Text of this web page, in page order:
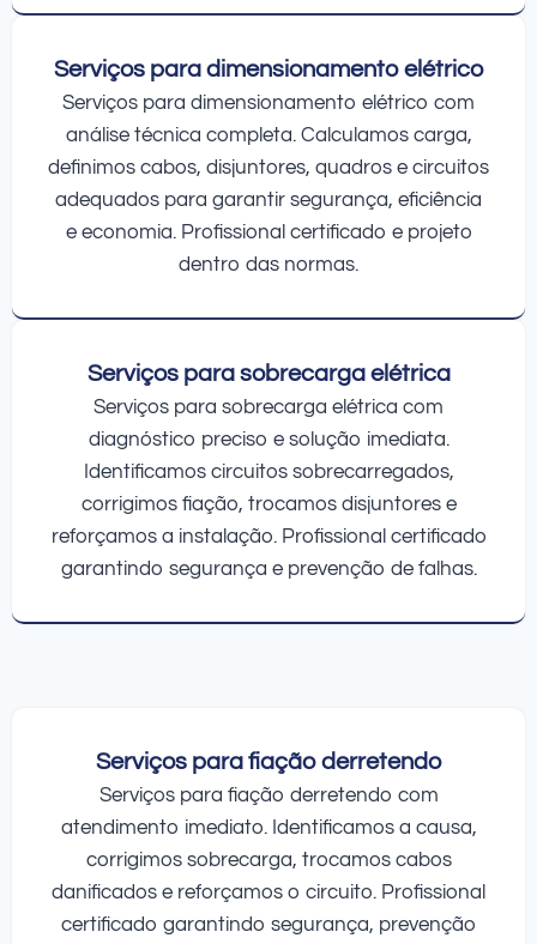
Serviços para dimensionamento elétrico
Serviços para dimensionamento elétrico com
análise técnica completa. Calculamos carga,
definimos cabos, disjuntores, quadros e circuitos
adequados para garantir segurança, eficiência
e economia. Profissional certificado e projeto
dentro das normas.
Serviços para sobrecarga elétrica
Serviços para sobrecarga elétrica com
diagnóstico preciso e solução imediata.
Identificamos circuitos sobrecarregados,
corrigimos fiação, trocamos disjuntores e
reforçamos a instalação. Profissional certificado
garantindo segurança e prevenção de falhas.
Serviços para fiação derretendo
Serviços para fiação derretendo com
atendimento imediato. Identificamos a causa,
corrigimos sobrecarga, trocamos cabos
danificados e reforçamos o circuito. Profissional
certificado garantindo segurança, prevenção